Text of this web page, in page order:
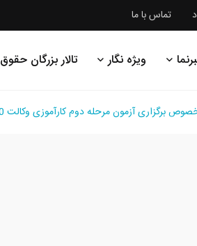
تماس با ما
ویژه نگار تالار بزرگان حقوق
برگزاری آزمون مرحله دوم کارآموزی وکالت 1390